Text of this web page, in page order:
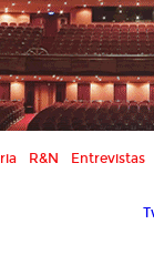
R&N Entrevistas